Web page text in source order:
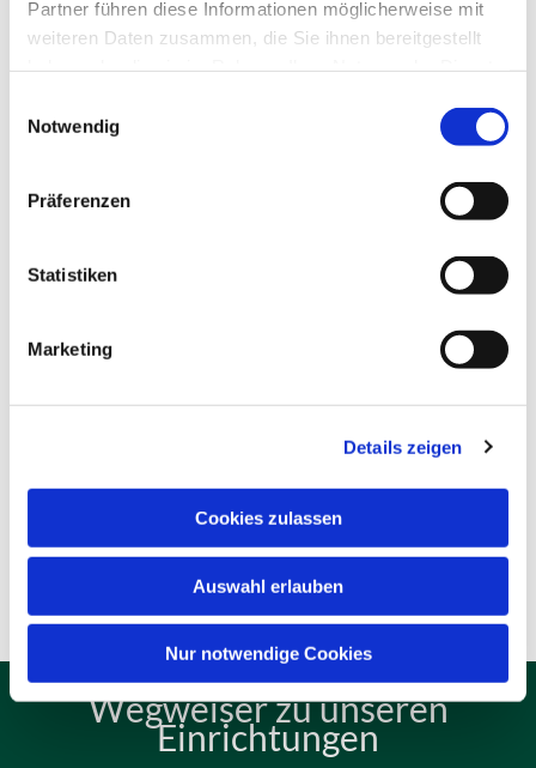
Partner führen diese Informationen möglicherweise mit
weiteren Daten zusammen, die Sie ihnen bereitgestellt
Notwendig
Präferenzen
Statistiken
Marketing
Details zeigen
Cookies zulassen
Auswahl erlauben
Nur notwendige Cookies
Dies könnte Sie auch interessieren
Wegweiser zu unseren
Einrichtungen